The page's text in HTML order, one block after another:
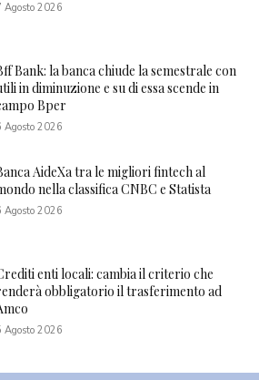
Agosto 2026
Bank: la banca chiude la semestrale con
in diminuzione e su di essa scende in
Bper
Agosto 2026
AideXa tra le migliori fintech al
nella classifica CNBC e Statista
Agosto 2026
enti locali: cambia il criterio che
obbligatorio il trasferimento ad
Agosto 2026